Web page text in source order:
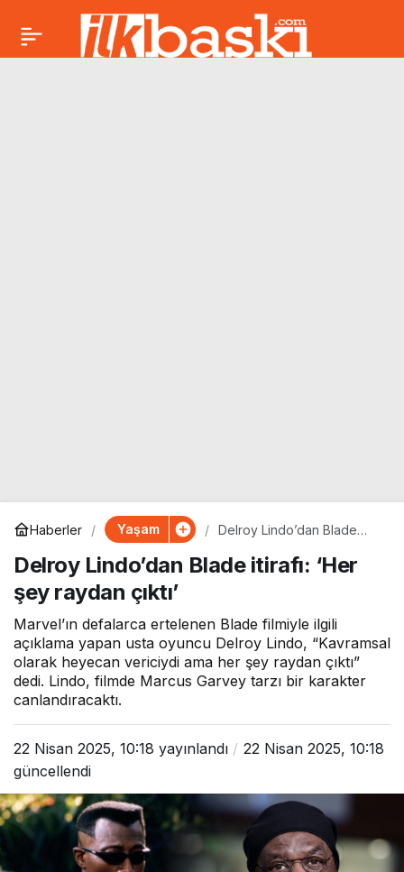
Haberler Yaşam
Delroy Lindo’dan Blade
Delroy Lindo’dan Blade itirafı: ‘Her
şey raydan çıktı’
Marvel’ın defalarca ertelenen Blade filmiyle ilgili
açıklama yapan usta oyuncu Delroy Lindo, “Kavramsal
olarak heyecan vericiydi ama her şey raydan çıktı”
dedi. Lindo, filmde Marcus Garvey tarzı bir karakter
canlandıracaktı.
22 Nisan 2025, 10:18 yayınlandı
22 Nisan 2025, 10:18
güncellendi
Bugün televizyonda